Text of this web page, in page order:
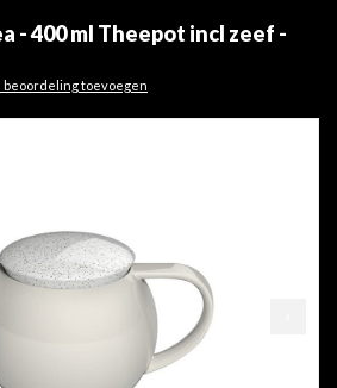
- 400 ml Theepot incl zeef -
beoordeling toevoegen